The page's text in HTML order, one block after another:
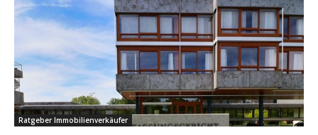
Ratgeber Immobilienverkäufer